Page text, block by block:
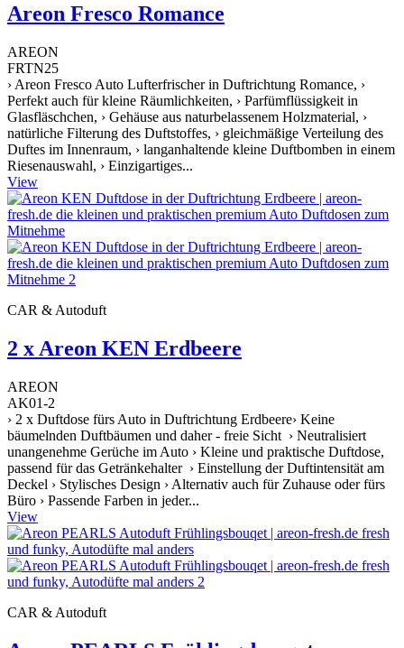
Areon Fresco Romance
AREON
FRTN25
› Areon Fresco Auto Lufterfrischer in Duftrichtung Romance, ›
Perfekt auch für kleine Räumlichkeiten, › Parfümflüssigkeit in
Glasfläschchen, › Gehäuse aus naturbelassenem Holzmaterial, ›
natürliche Filterung des Duftstoffes, › gleichmäßige Verteilung des
Duftes im Innenraum, › langanhaltende kleine Duftbomben in einem
Riesenauswahl, › Einzigartiges...
View
CAR & Autoduft
2 x Areon KEN Erdbeere
AREON
AK01-2
› 2 x Duftdose fürs Auto in Duftrichtung Erdbeere› Keine
bäumelnden Duftbäumen und daher - freie Sicht › Neutralisiert
unangenehme Gerüche im Auto › Kleine und praktische Duftdose,
passend für das Getränkehalter › Einstellung der Duftintensität am
Deckel › Stylisches Design › Alternativ auch für Zuhause oder fürs
Büro › Passende Farben in jeder...
View
CAR & Autoduft